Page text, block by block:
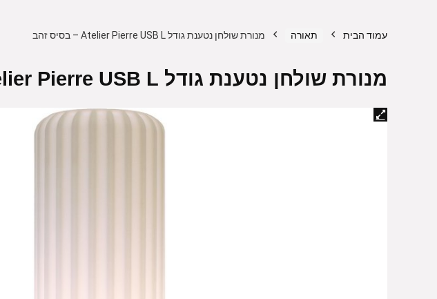
עמוד הבית תאורה מנורת שולחן נטענת גודל Atelier Pierre USB L – בסיס זהב
מנורת שולחן נטענת גודל Atelier Pierre USB L – בסיס זהב